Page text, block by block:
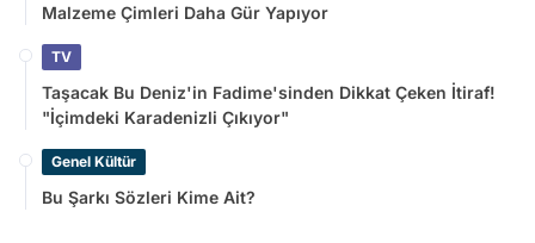
Malzeme Çimleri Daha Gür Yapıyor
TV
Taşacak Bu Deniz'in Fadime'sinden Dikkat Çeken İtiraf!
"İçimdeki Karadenizli Çıkıyor"
Genel Kültür
Bu Şarkı Sözleri Kime Ait?